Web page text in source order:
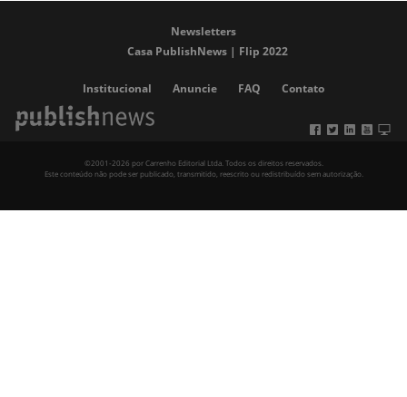
Newsletters
Casa PublishNews | Flip 2022
Institucional Anuncie FAQ Contato
©2001-2026 por Carrenho Editorial Ltda. Todos os direitos reservados.
Este conteúdo não pode ser publicado, transmitido, reescrito ou redistribuído sem autorização.